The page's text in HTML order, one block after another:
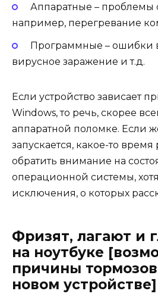
Аппаратные – проблемы
например, перегревание
Программные – ошибки
вирусное заражение и т.д.
Если устройство зависает
Windows, то речь, скорее
аппаратной поломке. Если
запускается, какое-то время
обратить внимание на
операционной системы,
исключения, о которых
Фризят, лагают и
на ноутбуке
причины
новом устройстве]